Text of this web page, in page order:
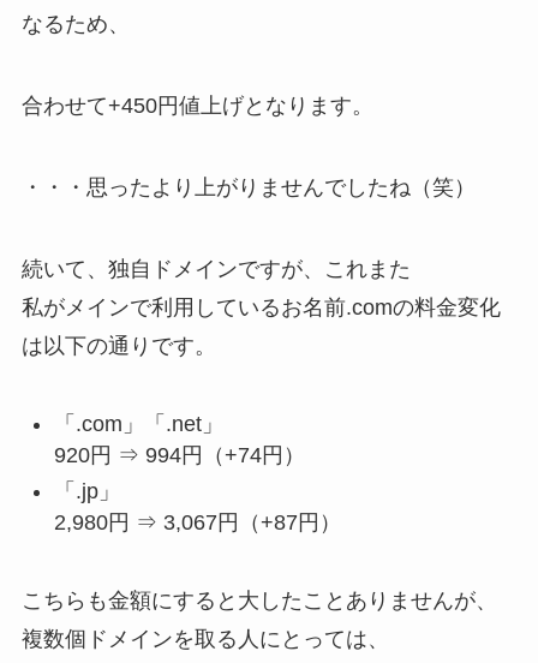
なるため、
合わせて+450円値上げとなります。
・・・思ったより上がりませんでしたね（笑）
続いて、独自ドメインですが、これまた
私がメインで利用しているお名前.comの料金変化
は以下の通りです。
「.com」「.net」
920円 ⇒ 994円（+74円）
「.jp」
2,980円 ⇒ 3,067円（+87円）
こちらも金額にすると大したことありませんが、
複数個ドメインを取る人にとっては、